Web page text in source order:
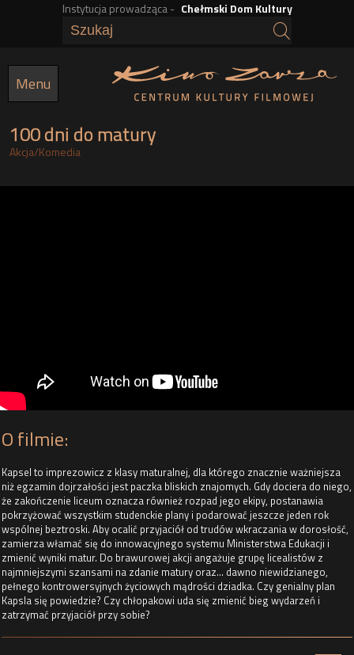
Przejdź
treści
Instytucja prowadząca - Chełmski Dom Kultury
Menu
100 dni do matury
Akcja/Komedia
O filmie:
Kapsel to imprezowicz z klasy maturalnej, dla którego znacznie ważniejsza
niż egzamin dojrzałości jest paczka bliskich znajomych. Gdy dociera do niego,
że zakończenie liceum oznacza również rozpad jego ekipy, postanawia
pokrzyżować wszystkim studenckie plany i podarować jeszcze jeden rok
wspólnej beztroski. Aby ocalić przyjaciół od trudów wkraczania w dorosłość,
zamierza włamać się do innowacyjnego systemu Ministerstwa Edukacji i
zmienić wyniki matur. Do brawurowej akcji angażuje grupę licealistów z
najmniejszymi szansami na zdanie matury oraz… dawno niewidzianego,
pełnego kontrowersyjnych życiowych mądrości dziadka. Czy genialny plan
Kapsla się powiedzie? Czy chłopakowi uda się zmienić bieg wydarzeń i
zatrzymać przyjaciół przy sobie?